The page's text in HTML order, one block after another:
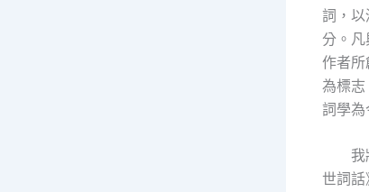
詞，
分。
作者
為標
詞學為
我
世詞